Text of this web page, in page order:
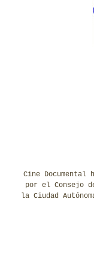
Cine
por el Consejo
la Ciudad